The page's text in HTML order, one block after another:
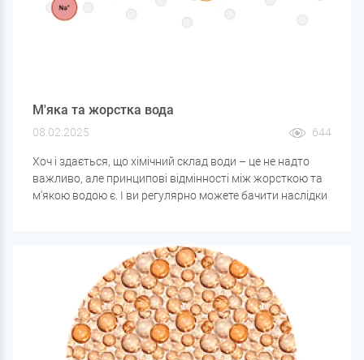
М'яка та жорстка вода
08.02.2025 644
Хоч і здається, що хімічний склад води – це не надто
важливо, але принципові відмінності між жорсткою та
м'якою водою є. І ви регулярно можете бачити наслідки
труби та котли, але трохи по-іншому. Тимчасова
жорсткість (вміст у воді гідрокарбонатів кальцію та
магнію) забезпечує кислотно-лужну буферність, що
значно знижує швидкість виникнення іржі та
інтенсивність корозії.